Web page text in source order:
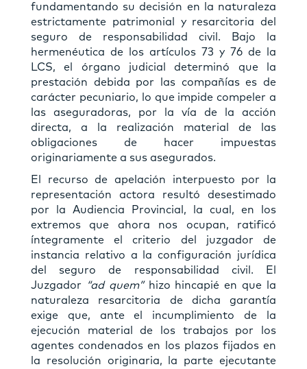
fundamentando su decisión en la naturaleza
estrictamente patrimonial y resarcitoria del
seguro de responsabilidad civil. Bajo la
hermenéutica de los artículos 73 y 76 de la
LCS, el órgano judicial determinó que la
prestación debida por las compañías es de
carácter pecuniario, lo que impide compeler a
las aseguradoras, por la vía de la acción
directa, a la realización material de las
obligaciones de hacer impuestas
originariamente a sus asegurados.
El recurso de apelación interpuesto por la
representación actora resultó desestimado
por la Audiencia Provincial, la cual, en los
extremos que ahora nos ocupan, ratificó
íntegramente el criterio del juzgador de
instancia relativo a la configuración jurídica
del seguro de responsabilidad civil. El
Juzgador “ad quem”hizo hincapié en que la
naturaleza resarcitoria de dicha garantía
exige que, ante el incumplimiento de la
ejecución material de los trabajos por los
agentes condenados en los plazos fijados en
la resolución originaria, la parte ejecutante